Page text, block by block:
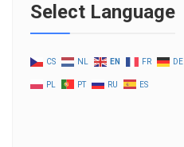
Select Language
CS NL EN FR DE
PL PT RU ES